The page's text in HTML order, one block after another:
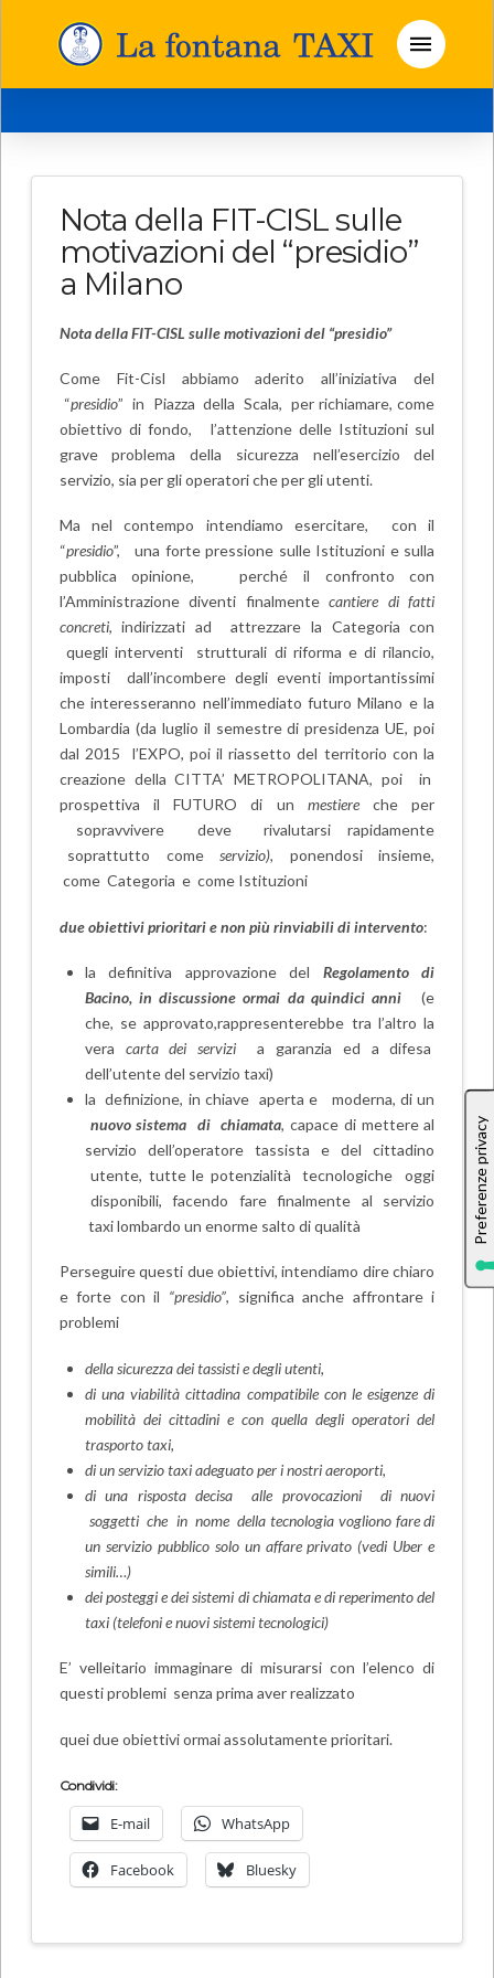
Nota della FIT-CISL sulle
motivazioni del “presidio”
a Milano
Nota della FIT-CISL sulle motivazioni del “presidio”
Come Fit-Cisl abbiamo aderito all’iniziativa del
“presidio” in Piazza della Scala, per richiamare, come
obiettivo di fondo, l’attenzione delle Istituzioni sul
grave problema della sicurezza nell’esercizio del
servizio, sia per gli operatori che per gli utenti.
Ma nel contempo intendiamo esercitare, con il
“presidio”, una forte pressione sulle Istituzioni e sulla
pubblica opinione, perché il confronto con
l’Amministrazione diventi finalmentecantiere di fatti
concreti, indirizzati ad attrezzare la Categoria con
quegli interventi strutturali di riforma e di rilancio,
imposti dall’incombere degli eventi importantissimi
che interesseranno nell’immediato futuro Milano e la
Lombardia (da luglio il semestre di presidenza UE, poi
dal 2015 l’EXPO, poi il riassetto del territorio con la
creazione della CITTA’ METROPOLITANA, poi in
prospettiva il FUTURO di un mestiereche per
sopravvivere deve rivalutarsi rapidamente
soprattutto comeservizio), ponendosi insieme,
come Categoria e come Istituzioni
due obiettivi prioritari e non più rinviabili di intervento:
la definitiva approvazione del Regolamento di
Bacino, in discussione ormai da quindici anni(e
che, se approvato,rappresenterebbe tra l’altro la
vera carta dei servizia garanzia ed a difesa
dell’utente del servizio taxi)
la definizione, in chiave aperta e moderna, di un
nuovo sistema di chiamata, capace di mettere al
servizio dell’operatore tassista e del cittadino
utente, tutte le potenzialità tecnologiche oggi
disponibili, facendo fare finalmente al servizio
taxi lombardo un enorme salto di qualità
Perseguire questi due obiettivi, intendiamo dire chiaro
e forte con il “presidio”, significa anche affrontare i
problemi
della sicurezza dei tassisti e degli utenti,
di una viabilità cittadina compatibile con le esigenze di
mobilità dei cittadini e con quella degli operatori del
trasporto taxi,
di un servizio taxi adeguato per i nostri aeroporti,
di una risposta decisa alle provocazioni di nuovi
soggetti che in nome della tecnologia vogliono fare di
un servizio pubblico solo un affare privato (vedi Uber e
simili…)
dei posteggi e dei sistemi di chiamata e di reperimento del
taxi (telefoni e nuovi sistemi tecnologici)
E’ velleitario immaginare di misurarsi con l’elenco di
questi problemi senza prima aver realizzato
quei due obiettivi ormai assolutamente prioritari.
Condividi:
E-mail WhatsApp
Facebook Bluesky